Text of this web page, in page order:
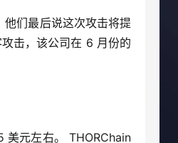
们最后说这次攻击将提
击，该公司在 6 月份的
美元左右。 THORChain